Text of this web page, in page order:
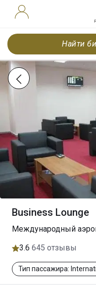
Найти
Business Lounge
Международный
3.6 645 отзывы
Тип пассажира: